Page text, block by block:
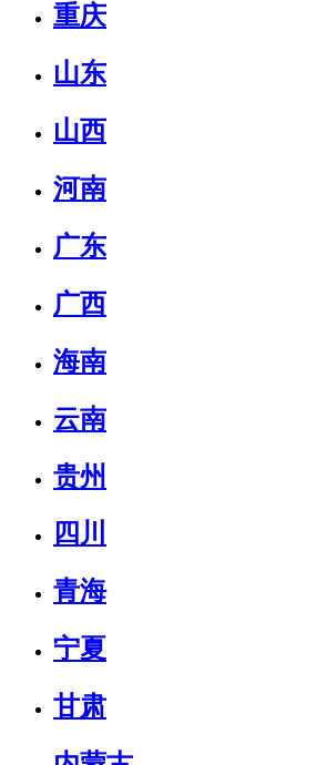
重庆
山东
山西
河南
广东
广西
海南
云南
贵州
四川
青海
宁夏
甘肃